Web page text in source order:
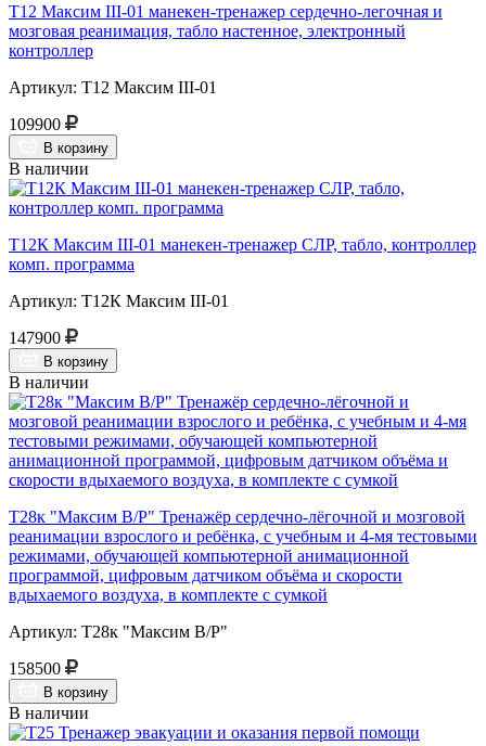
Т12 Максим III-01 манекен-тренажер сердечно-легочная и
мозговая реанимация, табло настенное, электронный
контроллер
Артикул: Т12 Максим III-01
109900
В корзину
В наличии
Т12К Максим III-01 манекен-тренажер СЛР, табло, контроллер
комп. программа
Артикул: Т12К Максим III-01
147900
В корзину
В наличии
Т28к "Максим В/Р" Тренажёр сердечно-лёгочной и мозговой
реанимации взрослого и ребёнка, с учебным и 4-мя тестовыми
режимами, обучающей компьютерной анимационной
программой, цифровым датчиком объёма и скорости
вдыхаемого воздуха, в комплекте с сумкой
Артикул: Т28к "Максим В/Р"
158500
В корзину
В наличии